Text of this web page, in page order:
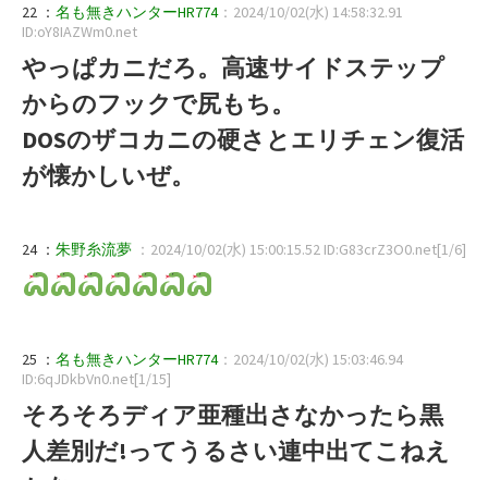
22 ： 名も無きハンターHR774：2024/10/02(水) 14:58:32.91
ID:oY8IAZWm0.net
やっぱカニだろ。高速サイドステップ
からのフックで尻もち。
DOSのザコカニの硬さとエリチェン復活
が懐かしいぜ。
24 ： 朱野糸流夢 ：2024/10/02(水) 15:00:15.52 ID:G83crZ3O0.net[1/6]
25 ： 名も無きハンターHR774：2024/10/02(水) 15:03:46.94
ID:6qJDkbVn0.net[1/15]
そろそろディア亜種出さなかったら黒
人差別だ!ってうるさい連中出てこねえ